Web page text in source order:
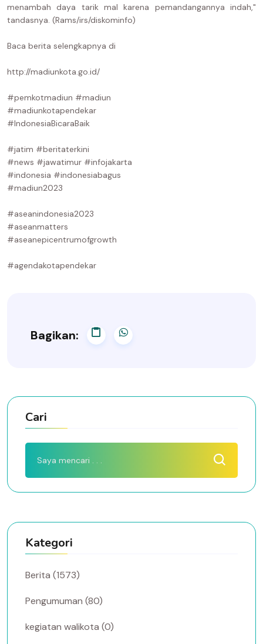
menambah daya tarik mal karena pemandangannya indah,"
tandasnya. (Rams/irs/diskominfo)
Baca berita selengkapnya di
http://madiunkota.go.id/
#pemkotmadiun #madiun
#madiunkotapendekar
#IndonesiaBicaraBaik
#jatim #beritaterkini
#news #jawatimur #infojakarta
#indonesia #indonesiabagus
#madiun2023
#aseanindonesia2023
#aseanmatters
#aseanepicentrumofgrowth
#agendakotapendekar
Bagikan:
Cari
Kategori
Berita (1573)
Pengumuman (80)
kegiatan walikota (0)